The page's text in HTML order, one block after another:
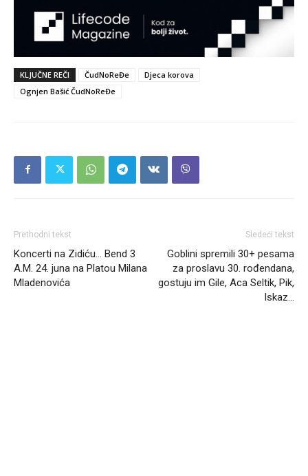
KLJUČNE REČI ČudNoReĐe
Djeca korova
Ognjen Bašić ČudNoReĐe
Prethodni tekst
Koncerti na Zidiću… Bend 3
A.M. 24. juna na Platou Milana
Mladenovića
Sledeći tekst
Goblini spremili 30+ pesama
za proslavu 30. rođendana,
gostuju im Gile, Aca Seltik, Pik,
Iskaz…